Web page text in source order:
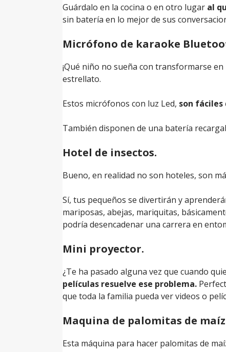
Guárdalo en la cocina o en otro lugar al
sin batería en lo mejor de sus
Micrófono de karaoke
¡Qué niño no sueña con transformarse
estrellato.
Estos micrófonos con luz Led, son fáciles
También disponen de una batería
Hotel de insectos.
Bueno, en realidad no son hoteles, son
Sí, tus pequeños se divertirán y
mariposas, abejas, mariquitas,
podría desencadenar una carrera en
Mini proyector.
¿Te ha pasado alguna vez que cuando
películas resuelve ese problema.
que toda la familia pueda ver videos o
Maquina de palomitas de maíz
Esta máquina para hacer palomitas de